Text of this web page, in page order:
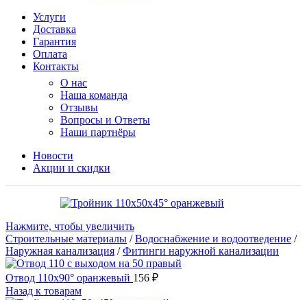
Услуги
Доставка
Гарантия
Оплата
Контакты
О нас
Наша команда
Отзывы
Вопросы и Ответы
Наши партнёры
Новости
Акции и скидки
Нажмите, чтобы увеличить
Строительные материалы /Водоснабжение и водоотведение /
Наружная канализация /Фитинги наружной канализации
Отвод 110х90° оранжевый 156 ₽
Назад к товарам